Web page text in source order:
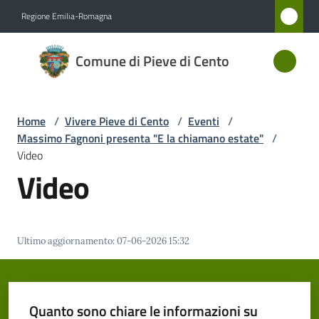
Regione Emilia-Romagna
Comune di Pieve di Cento
Comune
di Pieve
Amministrazione
Novità
Pieve
Home / Vivere Pieve di Cento / Eventi /
Massimo Fagnoni presenta "E la chiamano estate" /
Video
Video
Ultimo aggiornamento:07-06-2026 15:32
Quanto sono chiare le informazioni su